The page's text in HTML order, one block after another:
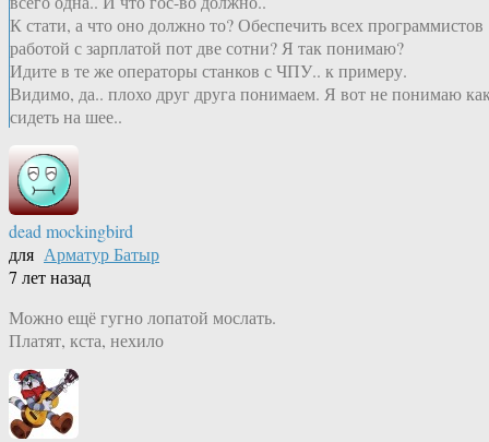
К стати, а что оно должно то? Обеспечить всех программистов
работой с зарплатой пот две сотни? Я так понимаю?
Идите в те же операторы станков с ЧПУ.. к примеру.
Видимо, да.. плохо друг друга понимаем. Я вот не понимаю
сидеть на шее..
dead mockingbird
для Арматур Батыр
7 лет назад
Можно ещё гугно лопатой мослать.
Платят, кста, нехило